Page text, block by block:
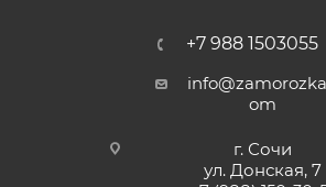
+7 988 1503055
om
г. Сочи
ул. Донская, 7